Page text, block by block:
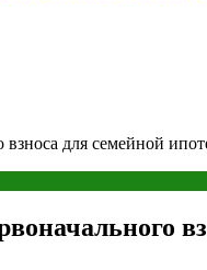
для семейной